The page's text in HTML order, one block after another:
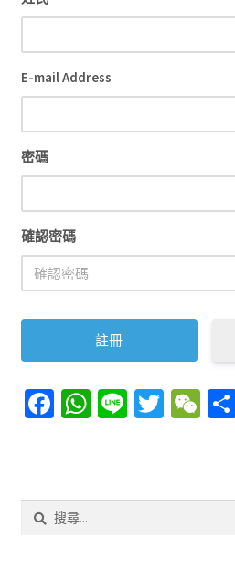
登入
E-mail Address
密碼
確認密碼
Fa
o
o
W
sA
Li T
er
W
h